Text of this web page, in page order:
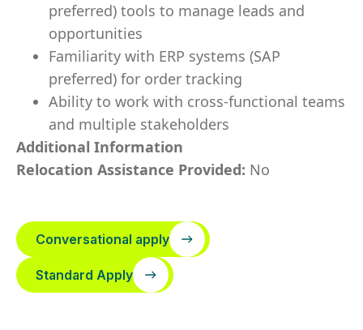
preferred) tools to manage leads and
opportunities
Familiarity with ERP systems (SAP
preferred) for order tracking
Ability to work with cross-functional teams
and multiple stakeholders
Additional Information
Relocation Assistance Provided: No
Conversational apply
Standard Apply